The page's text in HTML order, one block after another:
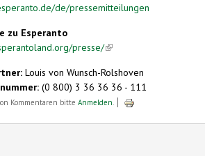
de/pressemitteilungen
zu Esperanto
presse/(link is
Louis von Wunsch-Rolshoven
(0 800) 3 36 36 36 - 111
Kommentaren bitte Anmelden